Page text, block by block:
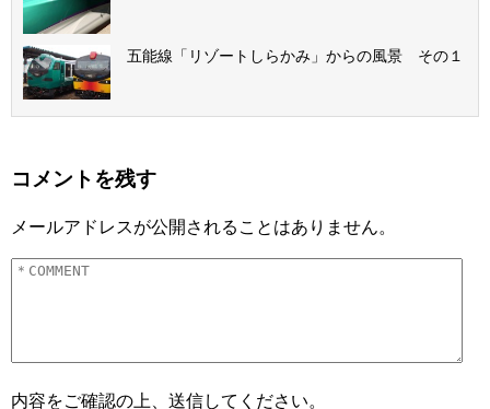
五能線「リゾートしらかみ」からの風景 その１
コメントを残す
メールアドレスが公開されることはありません。
内容をご確認の上、送信してください。